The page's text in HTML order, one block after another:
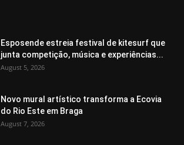
Esposende estreia festival de kitesurf que
junta competição, música e experiências...
August 5, 2026
Novo mural artístico transforma a Ecovia
do Rio Este em Braga
August 7, 2026